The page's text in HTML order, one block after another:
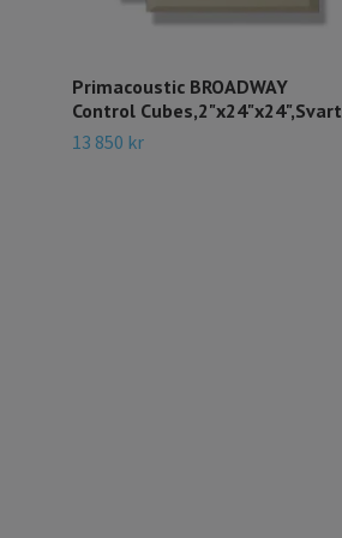
Primacoustic BROADWAY
Control Cubes,2"x24"x24",Svart
13 850 kr